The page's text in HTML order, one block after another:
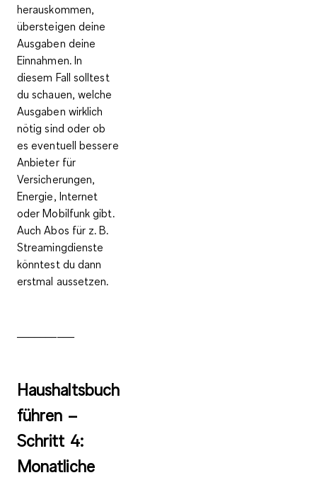
herauskommen,
übersteigen deine
Ausgaben deine
Einnahmen. In
diesem Fall solltest
du schauen, welche
Ausgaben wirklich
nötig sind oder ob
es eventuell bessere
Anbieter für
Versicherungen,
Energie, Internet
oder Mobilfunk gibt.
Auch Abos für z. B.
Streamingdienste
könntest du dann
erstmal aussetzen.
Haushaltsbuch
führen –
Schritt 4:
Monatliche